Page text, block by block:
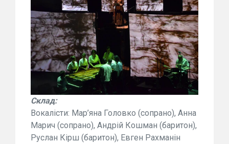
Склад:
Вокалісти: Мар’яна Головко (сопрано), Анна
Марич (сопрано), Андрій Кошман (баритон),
Руслан Кірш (баритон), Евген Рахманін